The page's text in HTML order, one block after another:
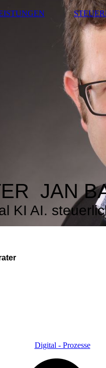
JAN
KI AI.
Digital - Prozesse